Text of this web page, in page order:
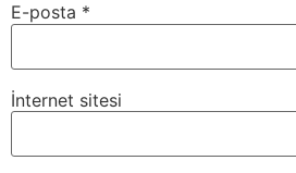
E-posta *
İnternet sitesi